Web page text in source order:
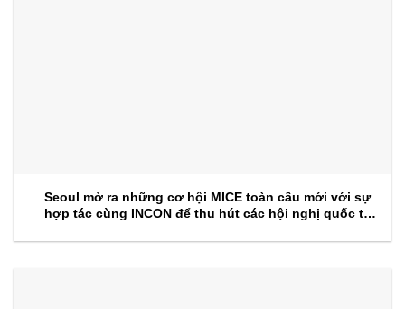
Seoul mở ra những cơ hội MICE toàn cầu mới với sự
hợp tác cùng INCON để thu hút các hội nghị quốc tế